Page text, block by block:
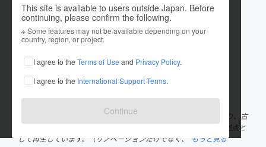
This site is available to users outside Japan. Before
continuing, please confirm the following.
※ Some features may not be available depending on your
country, region, or project.
I agree to the Terms of Use and Privacy Policy.
I agree to the International Support Terms.
Continue
Rbank_shimizu
これまでに1回支援して1件のプロジェクトを投稿しています
在住国：日本 現在地：東京都
出身国：日本 出身地：埼玉県
Rバンク ソリューション事業部の清水麻里です！ 使わなくなったり、古
くなったりした建物をリノベーションし、豊かな暮らしや交流の拠点と
して再生しています。（リノベーションだけでなく、
もっと見る